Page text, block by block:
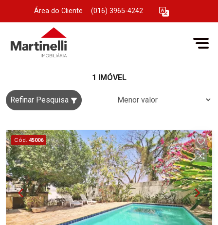
Área do Cliente (016) 3965-4242
1 IMÓVEL
Refinar Pesquisa
Cód. 45006